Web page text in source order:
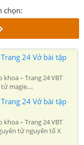
chọn:
24 Vở bài tập
– Trang 24 VBT
magie....
24 Vở bài tập
– Trang 24 VBT
tử nguyên tố X